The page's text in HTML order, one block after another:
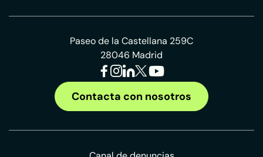
Paseo de la Castellana 259C
28046 Madrid
Contacta con nosotros